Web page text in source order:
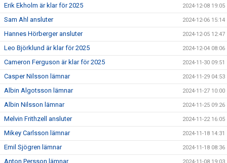
Erik Ekholm är klar för 2025 2024-12-08 19:05
Sam Ahl ansluter 2024-12-06 15:14
Hannes Hörberger ansluter 2024-12-05 12:47
Leo Björklund är klar för 2025 2024-12-04 08:06
Cameron Ferguson är klar för 2025 2024-11-30 09:51
Casper Nilsson lämnar 2024-11-29 04:53
Albin Algotsson lämnar 2024-11-27 10:00
Albin Nilsson lämnar 2024-11-25 09:26
Melvin Frithzell ansluter 2024-11-22 16:05
Mikey Carlsson lämnar 2024-11-18 14:31
Emil Sjögren lämnar 2024-11-18 08:36
Anton Persson lämnar